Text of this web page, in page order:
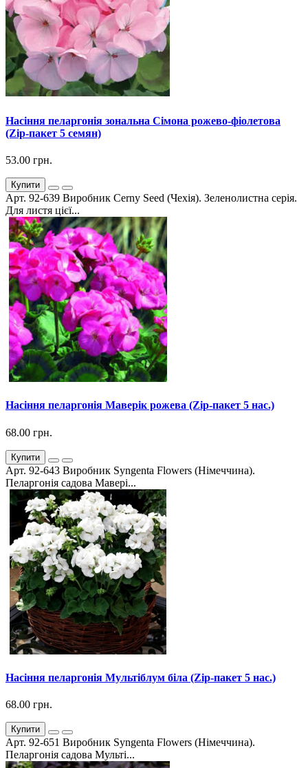
Насіння пеларгонія зональна Сімона рожево-фіолетова
(Zip-пакет 5 семян)
53.00 грн.
Купити
Арт. 92-639 Виробник Cerny Seed (Чехія). Зеленолистна серія.
Для листя цієї...
Насіння пеларгонія Маверік рожева (Zip-пакет 5 нас.)
68.00 грн.
Купити
Арт. 92-643 Виробник Syngenta Flowers (Німеччина).
Пеларгонія садова Мавері...
Насіння пеларгонія Мультіблум біла (Zip-пакет 5 нас.)
68.00 грн.
Купити
Арт. 92-651 Виробник Syngenta Flowers (Німеччина).
Пеларгонія садова Мульті...